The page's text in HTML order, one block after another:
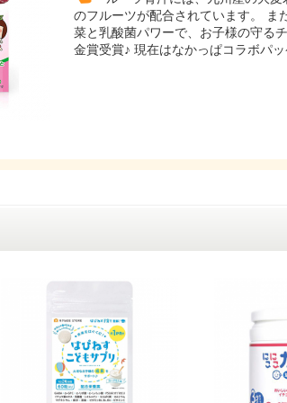
のフルーツが配合されています。 ま
菜と乳酸菌パワーで、お子様の守る
金賞受賞♪ 現在はなかっぱコラボパッ